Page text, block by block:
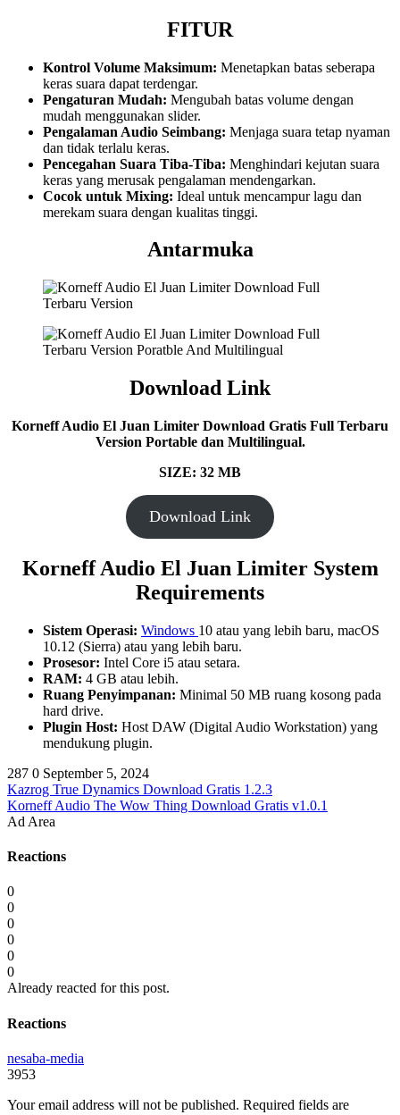
FITUR
Kontrol Volume Maksimum: Menetapkan batas seberapa
keras suara dapat terdengar.
Pengaturan Mudah: Mengubah batas volume dengan
mudah menggunakan slider.
Pengalaman Audio Seimbang: Menjaga suara tetap nyaman
dan tidak terlalu keras.
Pencegahan Suara Tiba-Tiba: Menghindari kejutan suara
keras yang merusak pengalaman mendengarkan.
Cocok untuk Mixing: Ideal untuk mencampur lagu dan
merekam suara dengan kualitas tinggi.
Antarmuka
Download Link
Korneff Audio El Juan Limiter Download Gratis Full Terbaru
Version Portable dan Multilingual.
SIZE: 32 MB
Download Link
Korneff Audio El Juan Limiter System
Requirements
Sistem Operasi: Windows 10 atau yang lebih baru, macOS
10.12 (Sierra) atau yang lebih baru.
Prosesor: Intel Core i5 atau setara.
RAM: 4 GB atau lebih.
Ruang Penyimpanan: Minimal 50 MB ruang kosong pada
hard drive.
Plugin Host: Host DAW (Digital Audio Workstation) yang
mendukung plugin.
287 0 September 5, 2024
Kazrog True Dynamics Download Gratis 1.2.3
Korneff Audio The Wow Thing Download Gratis v1.0.1
Ad Area
Reactions
0
0
0
0
0
0
Already reacted for this post.
Reactions
nesaba-media
3953
Your email address will not be published. Required fields are